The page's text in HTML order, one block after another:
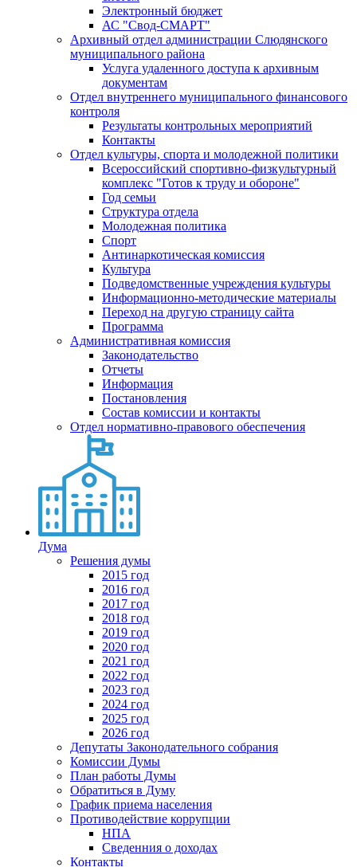
Электронный бюджет
АС "Свод-СМАРТ"
Архивный отдел администрации Слюдянского
муниципального района
Услуга удаленного доступа к архивным
документам
Отдел внутреннего муниципального финансового
контроля
Результаты контрольных мероприятий
Контакты
Отдел культуры, спорта и молодежной политики
Всероссийский спортивно-физкультурный
комплекс "Готов к труду и обороне"
Год семьи
Структура отдела
Молодежная политика
Спорт
Антинаркотическая комиссия
Культура
Подведомственные учреждения культуры
Информационно-методические материалы
Переход на другую страницу сайта
Программа
Административная комиссия
Законодательство
Отчеты
Информация
Постановления
Состав комиссии и контакты
Отдел нормативно-правового обеспечения
Дума
Решения думы
2015 год
2016 год
2017 год
2018 год
2019 год
2020 год
2021 год
2022 год
2023 год
2024 год
2025 год
2026 год
Депутаты Законодательного собрания
Комиссии Думы
План работы Думы
Обратиться в Думу
График приема населения
Противодействие коррупции
НПА
Сведенния о доходах
Контакты